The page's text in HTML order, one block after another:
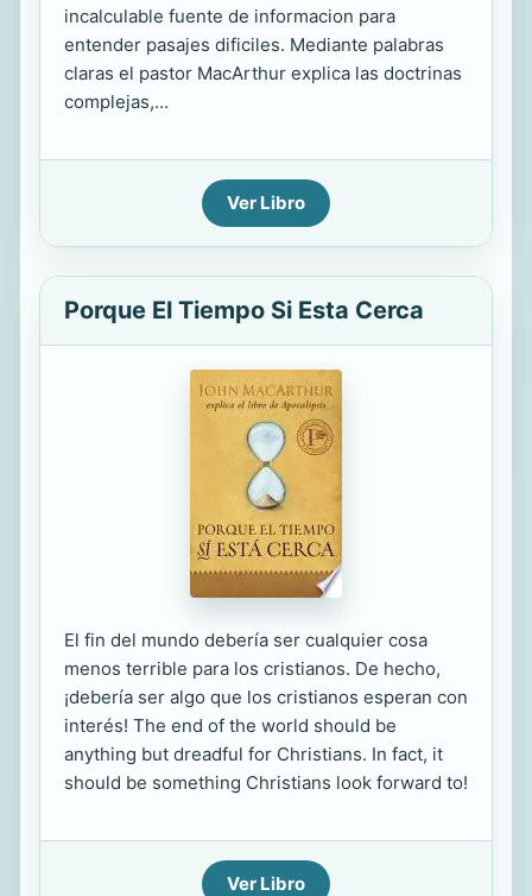
incalculable fuente de informacion para
entender pasajes dificiles. Mediante palabras
claras el pastor MacArthur explica las doctrinas
complejas,...
Ver Libro
Porque El Tiempo Si Esta Cerca
El fin del mundo debería ser cualquier cosa
menos terrible para los cristianos. De hecho,
¡debería ser algo que los cristianos esperan con
interés! The end of the world should be
anything but dreadful for Christians. In fact, it
should be something Christians look forward to!
Ver Libro